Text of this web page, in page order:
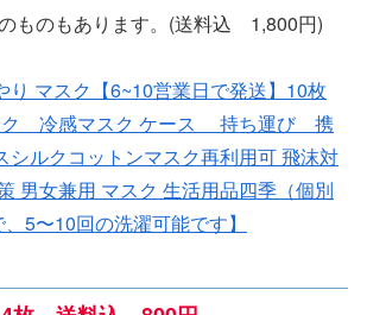
ものもあります。(送料込 1,800円)
り マスク【6~10営業日で発送】10枚
ク 冷感マスク ケース 持ち運び 携
シルクコットンマスク再利用可 飛沫対
男女兼用 マスク 生活用品四季（個別
5〜10回の洗濯可能です】